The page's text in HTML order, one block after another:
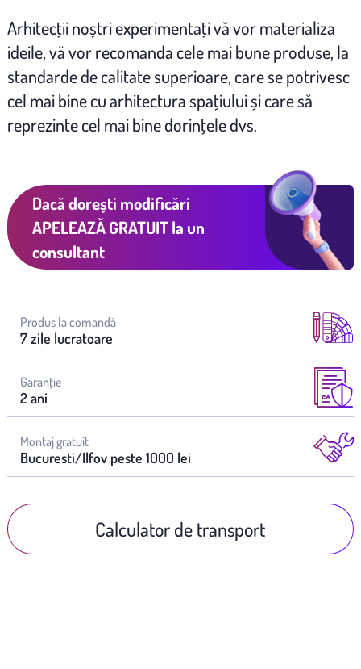
Arhitecţii noștri experimentaţi vă vor materializa
ideile, vă vor recomanda cele mai bune produse, la
standarde de calitate superioare, care se potrivesc
cel mai bine cu arhitectura spaţiului și care să
reprezinte cel mai bine dorinţele dvs.
Dacă dorești modificări
APELEAZĂ GRATUITla un
consultant
Produs la comandă
7 zile lucratoare
Garanţie
2 ani
Montaj gratuit
Bucuresti/Ilfov peste 1000 lei
Calculator de transport